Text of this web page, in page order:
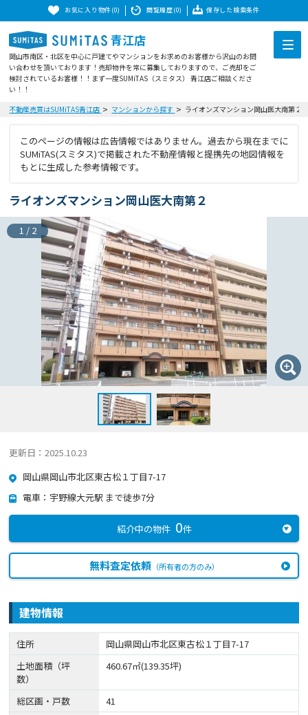
お気に入り物件(0) 閲覧履歴(0) 保存した検索条件
青江店
岡山市南区・北区を中心に戸建てやマンションをお求めのお客様から沢山のお問
い合わせを頂いております！売却物件を常に募集しておりますので、ご売却をご
検討されているお客様！！まず一度SUMiTAS（スミタス） 青江店ご相談くださ
い！！
不動産売買はSUMiTAS青江店
マンションから探す ライオンズマンション岡山医大南第２
このページの情報は広告情報ではありません。過去から現在までに
SUMiTAS(スミタス)で掲載された不動産情報と提携先の地図情報を
もとに生成した参考情報です。
ライオンズマンション岡山医大南第２
1 / 2
更新日：2025.10.23
岡山県岡山市北区東古松１丁目7-17
電車：宇野線大元駅 まで徒歩7分
紹介中の物件 0件
無料査定依頼（所有者の方のみ）
建物情報
住所
岡山県岡山市北区東古松１丁目7-17
土地面積（坪
数）
460.67㎡(139.35坪)
総区画・戸数
41